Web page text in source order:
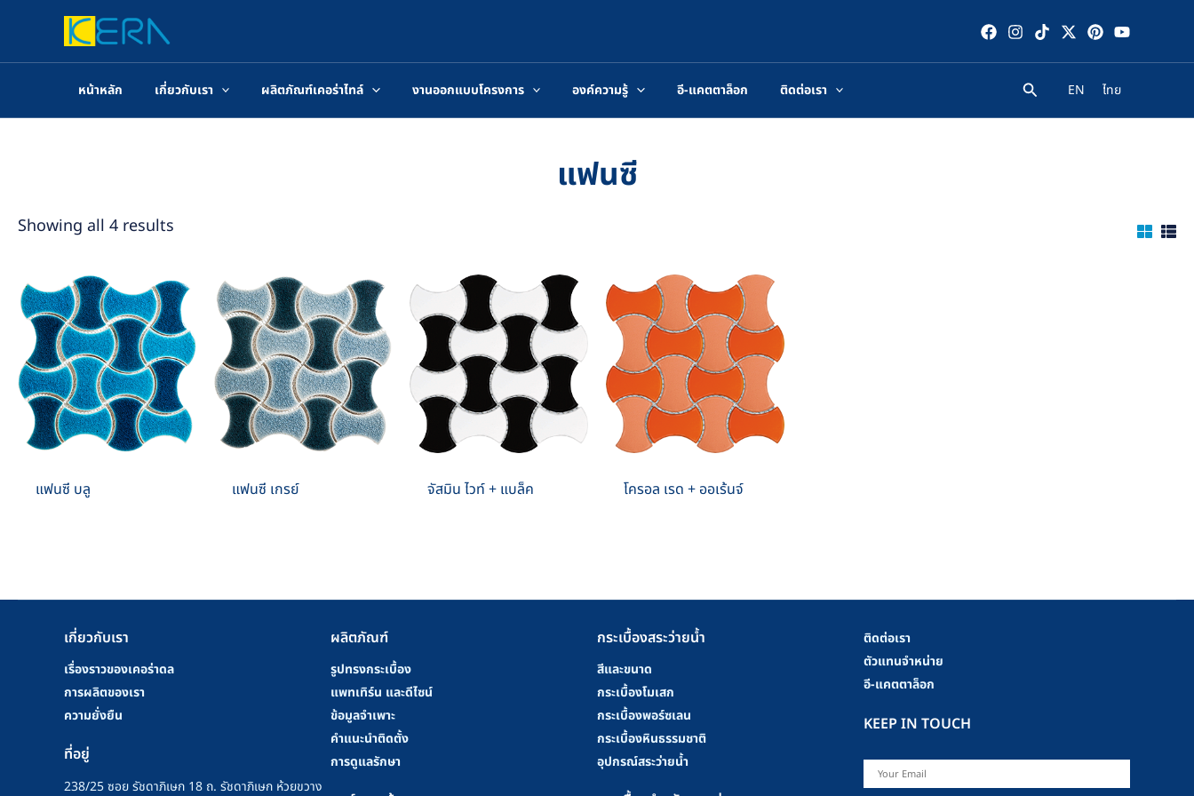
หน้าหลัก เกี่ยวกับเรา ผลิตภัณฑ์เคอร่าไทล์ งานออกแบบโครงการ องค์ความรู้ อี-แคตตาล็อก ติดต่อเรา EN ไทย
แฟนซี
Showing all 4 results
แฟนซี บลู แฟนซี เกรย์ จัสมิน ไวท์ + แบล็ค โครอล เรด + ออเร้นจ์
เกี่ยวกับเรา
เรื่องราวของเคอร่าดล
การผลิตของเรา
ความยั่งยืน
ที่อยู่
238/25 ซอย รัชดาภิเษก 18 ถ. รัชดาภิเษก ห้วยขวาง
ผลิตภัณฑ์
รูปทรงกระเบื้อง
แพทเทิร์น และดีไซน์
ข้อมูลจำเพาะ
คําแนะนําติดตั้ง
การดูแลรักษา
กระเบื้องสระว่ายน้ำ
สีและขนาด
กระเบื้องโมเสก
กระเบื้องพอร์ซเลน
กระเบื้องหินธรรมชาติ
อุปกรณ์สระว่ายน้ำ
ติดต่อเรา
ตัวแทนจำหน่าย
อี-แคตตาล็อก
KEEP IN TOUCH